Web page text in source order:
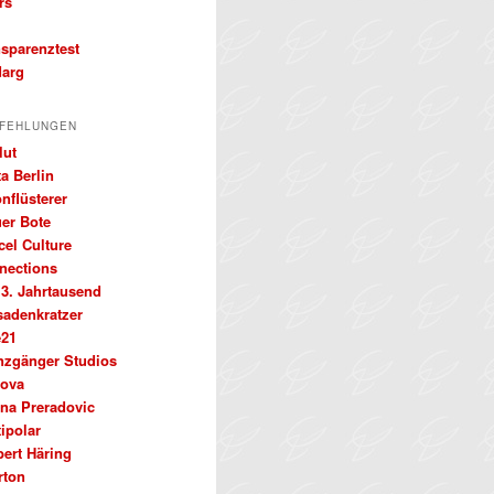
Berlin
Bote
Culture
Jahrtausend
Studios
Preradovic
Häring